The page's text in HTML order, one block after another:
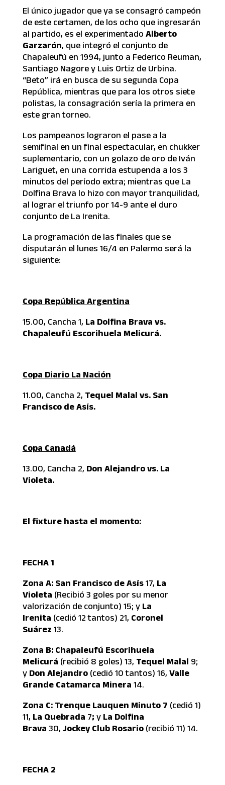
El único jugador que ya se consagró campeón
de este certamen, de los ocho que ingresarán
al partido, es el experimentado Alberto
Garzarón, que integró el conjunto de
Chapaleufú en 1994, junto a Federico Reuman,
Santiago Nagore y Luis Ortiz de Urbina.
“Beto” irá en busca de su segunda Copa
República, mientras que para los otros siete
polistas, la consagración sería la primera en
este gran torneo.
Los pampeanos lograron el pase a la
semifinal en un final espectacular, en chukker
suplementario, con un golazo de oro de Iván
Lariguet, en una corrida estupenda a los 3
minutos del período extra; mientras que La
Dolfina Brava lo hizo con mayor tranquilidad,
al lograr el triunfo por 14-9 ante el duro
conjunto de La Irenita.
La programación de las finales que se
disputarán el lunes 16/4 en Palermo será la
siguiente:
Copa República Argentina
15.00, Cancha 1, La Dolfina Brava vs.
Chapaleufú Escorihuela Melicurá.
Copa Diario La Nación
11.00, Cancha 2, Tequel Malal vs. San
Francisco de Asís.
Copa Canadá
13.00, Cancha 2, Don Alejandro vs. La
Violeta.
El fixture hasta el momento:
FECHA 1
Zona A: San Francisco de Asís 17, La
Violeta (Recibió 3 goles por su menor
valorización de conjunto) 15; y La
Irenita (cedió 12 tantos) 21, Coronel
Suárez 13.
Zona B: Chapaleufú Escorihuela
Melicurá (recibió 8 goles) 13, Tequel Malal 9;
y Don Alejandro (cedió 10 tantos) 16, Valle
Grande Catamarca Minera 14.
Zona C: Trenque Lauquen Minuto 7 (cedió 1)
11, La Quebrada 7; y La Dolfina
Brava 30, Jockey Club Rosario(recibió 11) 14.
FECHA 2